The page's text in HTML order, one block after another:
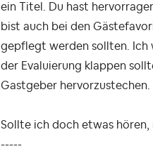
ein Titel. Du hast
bist auch bei den
gepflegt werden sollten. Ich
der Evaluierung klappen
Gastgeber hervorzustechen.
Sollte ich doch etwas
-----